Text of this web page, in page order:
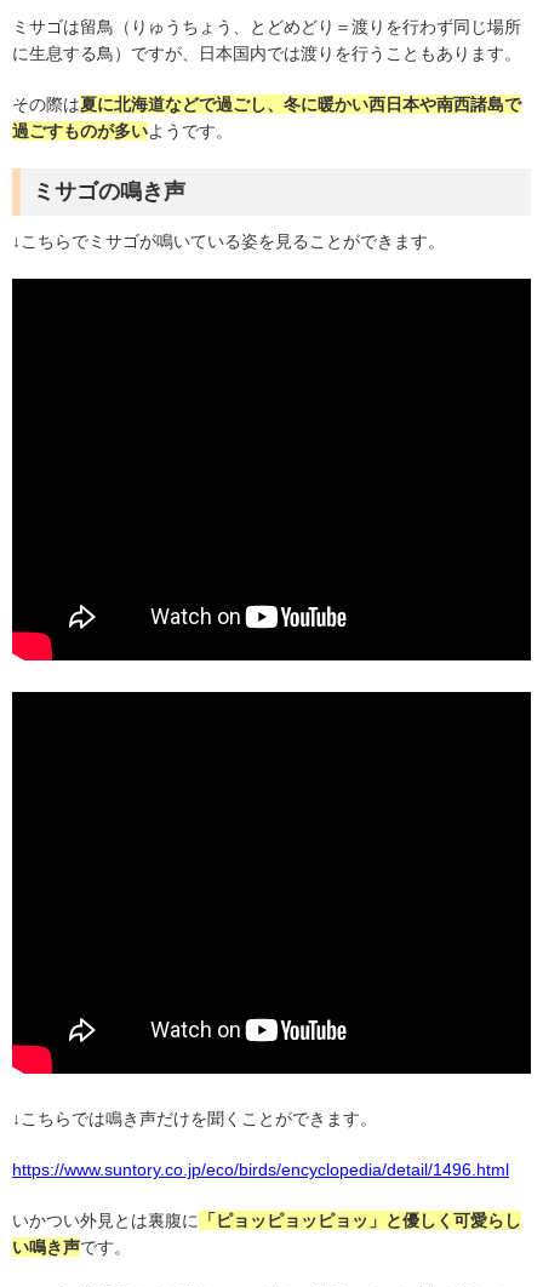
ミサゴは留鳥（りゅうちょう、とどめどり＝渡りを行わず同じ場所
に生息する鳥）ですが、日本国内では渡りを行うこともあります。
その際は夏に北海道などで過ごし、冬に暖かい西日本や南西諸島で
過ごすものが多いようです。
ミサゴの鳴き声
↓こちらでミサゴが鳴いている姿を見ることができます。
↓こちらでは鳴き声だけを聞くことができます。
https://www.suntory.co.jp/eco/birds/encyclopedia/detail/1496.html
いかつい外見とは裏腹に 「ピョッピョッピョッ」と優しく可愛らし
い鳴き声です。